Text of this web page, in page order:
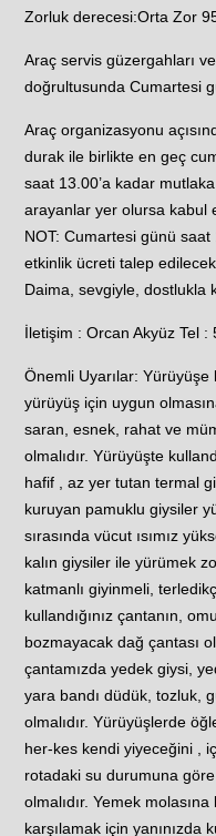
Zorluk derecesi:Orta Zor
Araç servis güzergahları
doğrultusunda Cumartesi
Araç organizasyonu
durak ile birlikte en geç
saat 13.00’a kadar
arayanlar yer olursa kabul
NOT: Cumartesi günü
etkinlik ücreti talep
Daima, sevgiyle, dostlukla
İletişim : Orcan Akyüz Tel :
Önemli Uyarılar: Yürüyüşe
yürüyüş için uygun
saran, esnek, rahat ve
olmalıdır. Yürüyüşte
hafif , az yer tutan termal
kuruyan pamuklu giysiler
sırasında vücut ısımız
kalın giysiler ile yürümek
katmanlı giyinmeli,
kullandığınız çantanın,
bozmayacak dağ çantası
çantamızda yedek giysi,
yara bandı düdük, tozluk,
olmalıdır. Yürüyüşlerde
her-kes kendi yiyeceğini ,
rotadaki su durumuna
olmalıdır. Yemek
karşılamak için yanınızda